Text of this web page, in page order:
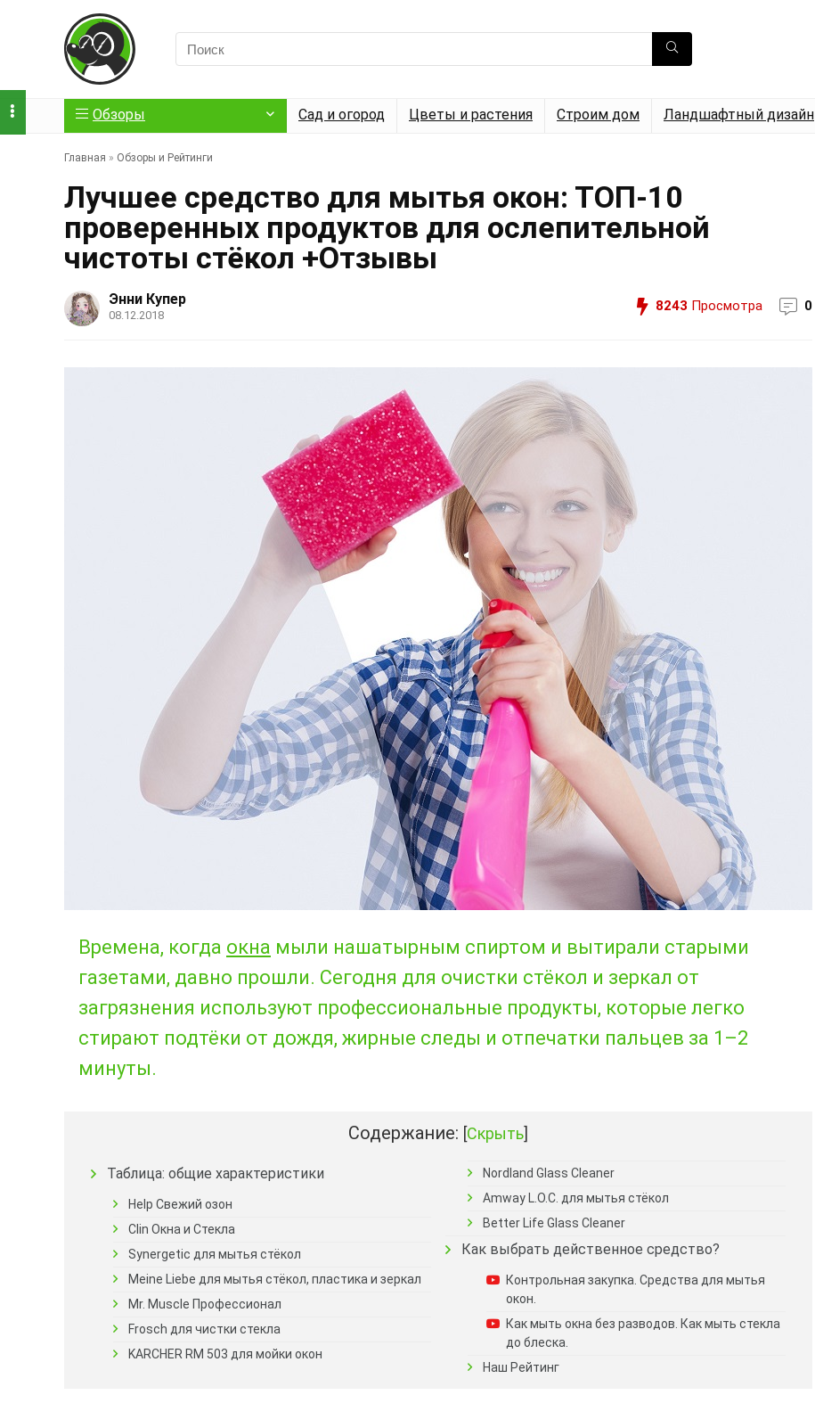
Обзоры Сад и огород Цветы и растения Строим дом Ландшафтный дизайн
Главная » Обзоры и Рейтинги
Лучшее средство для мытья окон: ТОП-10
проверенных продуктов для ослепительной
чистоты стёкол +Отзывы
Энни Купер
08.12.2018
8243 Просмотра 0
Времена, когда окна мыли нашатырным спиртом и вытирали старыми
газетами, давно прошли. Сегодня для очистки стёкол и зеркал от
загрязнения используют профессиональные продукты, которые легко
стирают подтёки от дождя, жирные следы и отпечатки пальцев за 1–2
минуты.
Содержание: [Скрыть]
Таблица: общие характеристики
Help Свежий озон
Clin Окна и Стекла
Synergetic для мытья стёкол
Meine Liebe для мытья стёкол, пластика и зеркал
Mr. Muscle Профессионал
Frosch для чистки стекла
KARCHER RM 503 для мойки окон
Nordland Glass Cleaner
Amway L.O.C. для мытья стёкол
Better Life Glass Cleaner
Как выбрать действенное средство?
Контрольная закупка. Средства для мытья
окон.
Как мыть окна без разводов. Как мыть стекла
до блеска.
Наш Рейтинг